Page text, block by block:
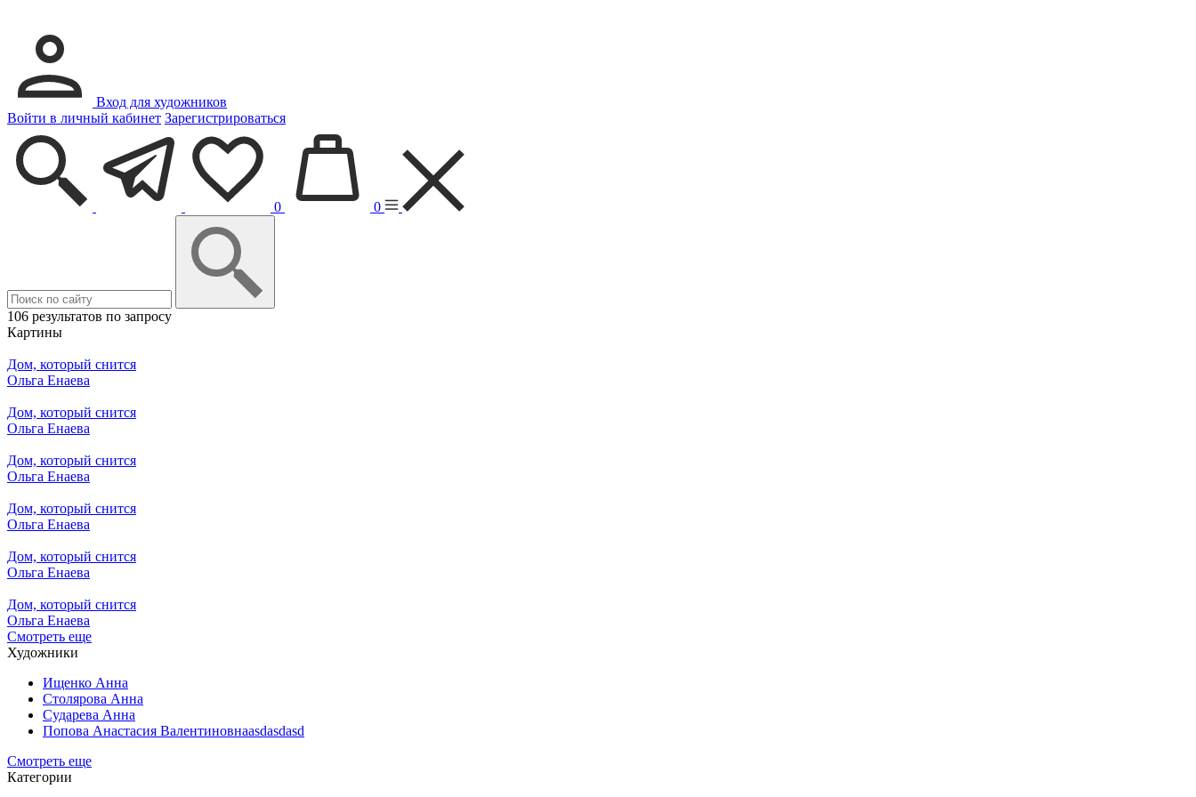
Вход для художников
Войти в личный кабинет Зарегистрироваться
0 0
106 результатов по запросу
Картины
Дом, который снится
Ольга Енаева
Дом, который снится
Ольга Енаева
Дом, который снится
Ольга Енаева
Дом, который снится
Ольга Енаева
Дом, который снится
Ольга Енаева
Дом, который снится
Ольга Енаева
Смотреть еще
Художники
Ищенко Анна
Столярова Анна
Сударева Анна
Попова Анастасия Валентиновнаasdasdasd
Смотреть еще
Категории